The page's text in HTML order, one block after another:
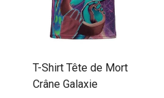
T-Shirt Tête de Mort
Crâne Galaxie